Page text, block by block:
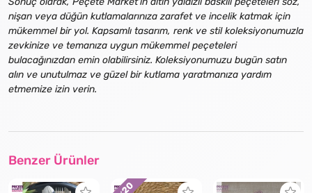
nişan veya düğün kutlamalarınıza zarafet ve incelik katmak için
mükemmel bir yol. Kapsamlı tasarım, renk ve stil koleksiyonumuzla
zevkinize ve temanıza uygun mükemmel peçeteleri
bulacağınızdan emin olabilirsiniz. Koleksiyonumuzu bugün satın
alın ve unutulmaz ve güzel bir kutlama yaratmanıza yardım
etmemize izin verin.
Benzer Ürünler
20